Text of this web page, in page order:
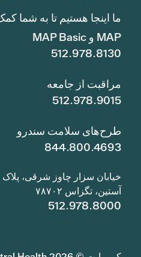
ما اینجا هستیم تا به شما
MAP و MAP Basic
512.978.8130
مراقبت از جامعه
512.978.9015
طرح‌های سلامت سندرو
844.800.4693
خیابان سزار چاوز شرقی، پلاک ۱۱۱۱
آستین، تگزاس ۷۸۷۰۲
512.978.8000